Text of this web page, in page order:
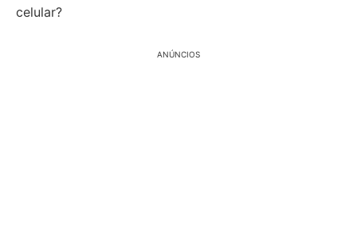
celular?
ANÚNCIOS